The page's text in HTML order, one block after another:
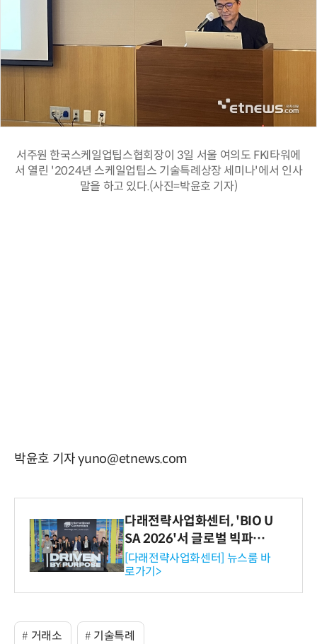
서주원 한국스케일업팁스협회장이 3일 서울 여의도 FKI타워에
서 열린 '2024년 스케일업팁스 기술특례상장 세미나'에서 인사
말을 하고 있다.(사진=박윤호 기자)
박윤호 기자 yuno@etnews.com
다래전략사업화센터, 'BIO U
SA 2026'서 글로벌 빅파마
와의 비즈니스 미팅 지원…K
-바이오 해외 진출 교두보 확
보
[다래전략사업화센터] 뉴스룸 바
로가기>
거래소 기술특례